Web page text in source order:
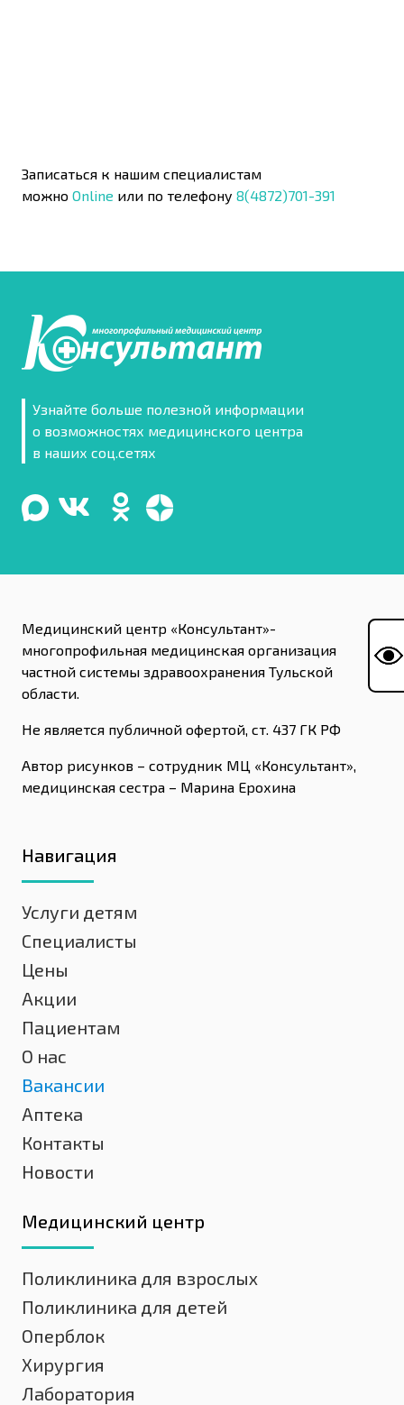
Записаться к нашим специалистам
можно Online или по телефону 8(4872)701-391
Узнайте больше полезной информации
о возможностях медицинского центра
в наших соц.сетях
Медицинский центр «Консультант»-
многопрофильная медицинская организация
частной системы здравоохранения Тульской
области.
Не является публичной офертой, ст. 437 ГК РФ
Автор рисунков – сотрудник МЦ «Консультант»,
медицинская сестра – Марина Ерохина
Навигация
Услуги детям
Специалисты
Цены
Акции
Пациентам
О нас
Вакансии
Аптека
Контакты
Новости
Медицинский центр
Поликлиника для взрослых
Поликлиника для детей
Оперблок
Хирургия
Лаборатория